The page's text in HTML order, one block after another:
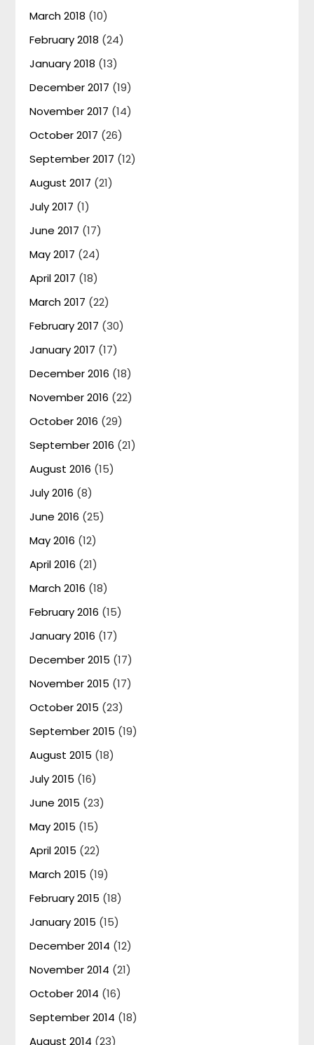
March 2018 (10)
February 2018 (24)
January 2018 (13)
December 2017 (19)
November 2017 (14)
October 2017 (26)
September 2017 (12)
August 2017 (21)
July 2017 (1)
June 2017 (17)
May 2017 (24)
April 2017 (18)
March 2017 (22)
February 2017 (30)
January 2017 (17)
December 2016 (18)
November 2016 (22)
October 2016 (29)
September 2016 (21)
August 2016 (15)
July 2016 (8)
June 2016 (25)
May 2016 (12)
April 2016 (21)
March 2016 (18)
February 2016 (15)
January 2016 (17)
December 2015 (17)
November 2015 (17)
October 2015 (23)
September 2015 (19)
August 2015 (18)
July 2015 (16)
June 2015 (23)
May 2015 (15)
April 2015 (22)
March 2015 (19)
February 2015 (18)
January 2015 (15)
December 2014 (12)
November 2014 (21)
October 2014 (16)
September 2014 (18)
August 2014 (23)